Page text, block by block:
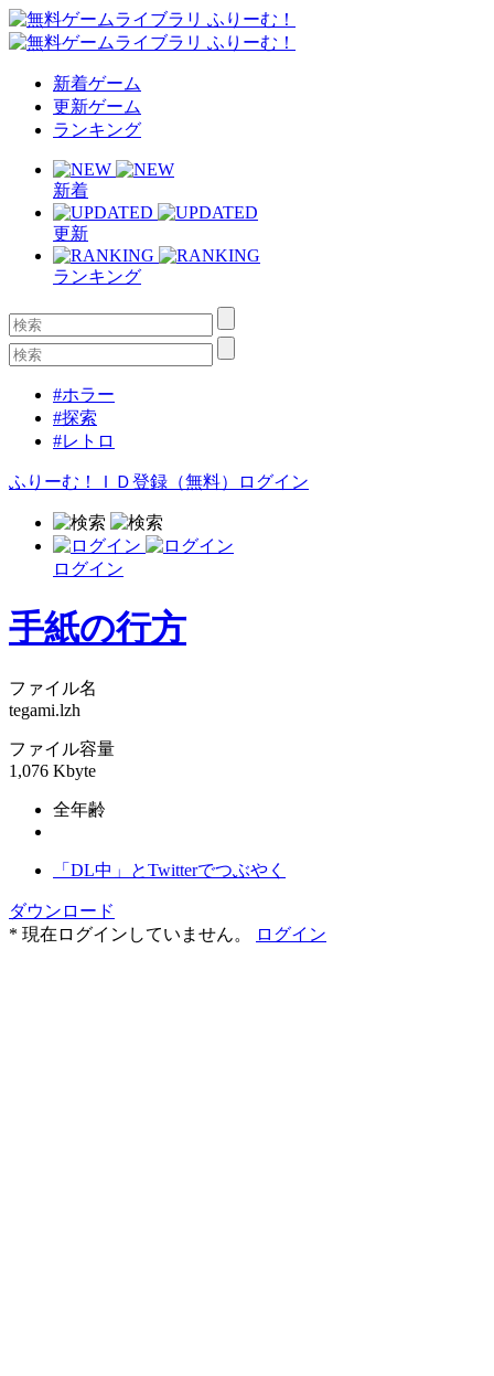
新着ゲーム
更新ゲーム
ランキング
新着
更新
ランキング
#ホラー
#探索
#レトロ
ふりーむ！ＩＤ登録（無料） ログイン
ログイン
手紙の行方
ファイル名
tegami.lzh
ファイル容量
1,076 Kbyte
全年齢
「DL中」とTwitterでつぶやく
ダウンロード
* 現在ログインしていません。
ログイン